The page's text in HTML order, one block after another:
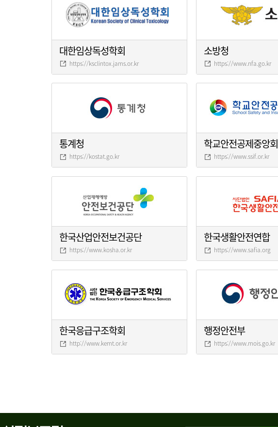
대한임상독성학회
https://ksclintox.jams.or.kr
소방청
https://www.nfa.go.kr
통계청
https://kostat.go.kr
학교안전공제중앙회
https://www.ssif.or.kr
한국산업안전보건공단
https://www.kosha.or.kr
한국생활안전연합
https://www.safia.org
한국응급구조학회
http://www.kemt.or.kr
행정안전부
https://www.mois.go.kr